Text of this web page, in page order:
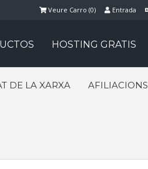
Entrada
Veure Carro (0)
HOSTING GRATIS
DE LA XARXA AFILIACIONS